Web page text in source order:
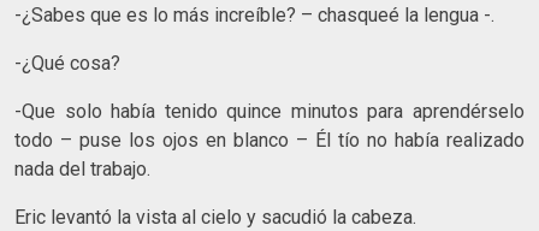
-¿Sabes que es lo más increíble? – chasqueé la lengua -.
-¿Qué cosa?
-Que solo había tenido quince minutos para aprendérselo
todo – puse los ojos en blanco – Él tío no había realizado
nada del trabajo.
Eric levantó la vista al cielo y sacudió la cabeza.